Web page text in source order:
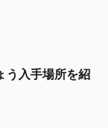
う入手場所を紹